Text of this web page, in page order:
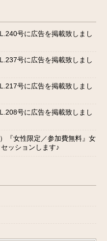
号に広告を掲載致しまし
号に広告を掲載致しまし
号に広告を掲載致しまし
号に広告を掲載致しまし
『女性限定／参加費無料』女
ッションします♪